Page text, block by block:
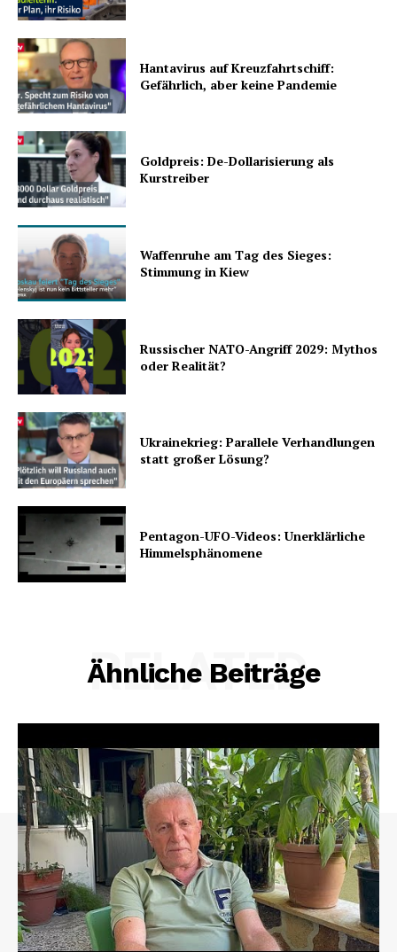
Hantavirus auf Kreuzfahrtschiff:
Gefährlich, aber keine Pandemie
Goldpreis: De-Dollarisierung als
Kurstreiber
Waffenruhe am Tag des Sieges:
Stimmung in Kiew
Russischer NATO-Angriff 2029: Mythos
oder Realität?
Ukrainekrieg: Parallele Verhandlungen
statt großer Lösung?
Pentagon-UFO-Videos: Unerklärliche
Himmelsphänomene
Ähnliche Beiträge
RELATED